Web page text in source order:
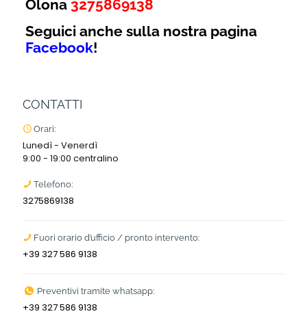
Olona 3275869138
Seguici anche sulla nostra pagina
Facebook!
CONTATTI
Orari:
Lunedì - Venerdì
9:00 - 19:00 centralino
Telefono:
3275869138
Fuori orario d’ufficio / pronto intervento:
+39 327 586 9138
Preventivi tramite whatsapp:
+39 327 586 9138